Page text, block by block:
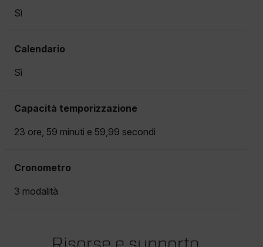
Sì
Calendario
Sì
Capacità temporizzazione
23 ore, 59 minuti e 59,99 secondi
Cronometro
3 modalità